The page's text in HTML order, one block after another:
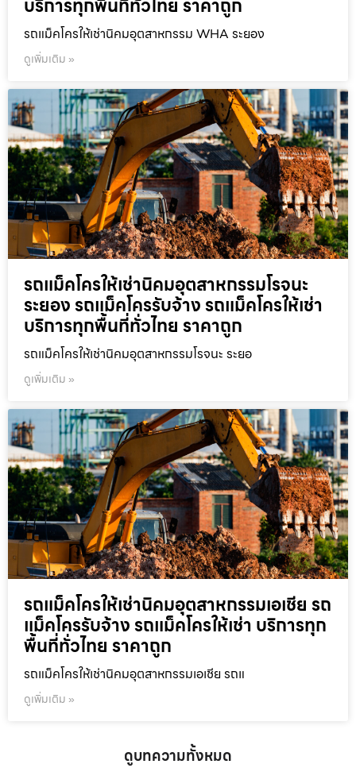
บริการทุกพื้นที่ทั่วไทย ราคาถูก
รถแม็คโครให้เช่านิคมอุตสาหกรรม WHA ระยอง
ดูเพิ่มเติม »
รถแม็คโครให้เช่านิคมอุตสาหกรรมโรจนะ
ระยอง รถแม็คโครรับจ้าง รถแม็คโครให้เช่า
บริการทุกพื้นที่ทั่วไทย ราคาถูก
รถแม็คโครให้เช่านิคมอุตสาหกรรมโรจนะ ระยอ
ดูเพิ่มเติม »
รถแม็คโครให้เช่านิคมอุตสาหกรรมเอเชีย รถ
แม็คโครรับจ้าง รถแม็คโครให้เช่า บริการทุก
พื้นที่ทั่วไทย ราคาถูก
รถแม็คโครให้เช่านิคมอุตสาหกรรมเอเชีย รถแ
ดูเพิ่มเติม »
ดูบทความทั้งหมด